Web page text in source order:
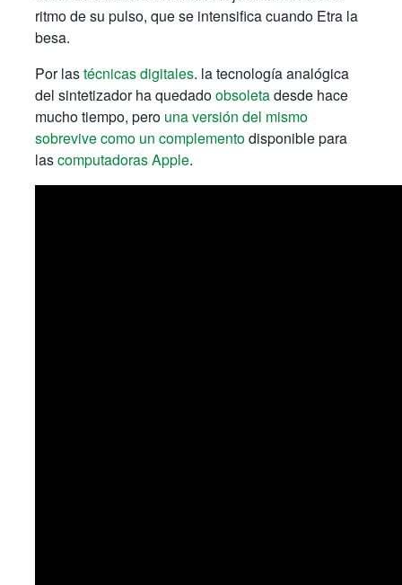
ritmo de su pulso, que se intensifica cuando Etra la
besa.
Por lastécnicas digitales. la tecnología analógica
del sintetizador ha quedadoobsoletadesde hace
mucho tiempo, pero una versión del mismo
sobrevive como un complementodisponible para
lascomputadoras Apple.